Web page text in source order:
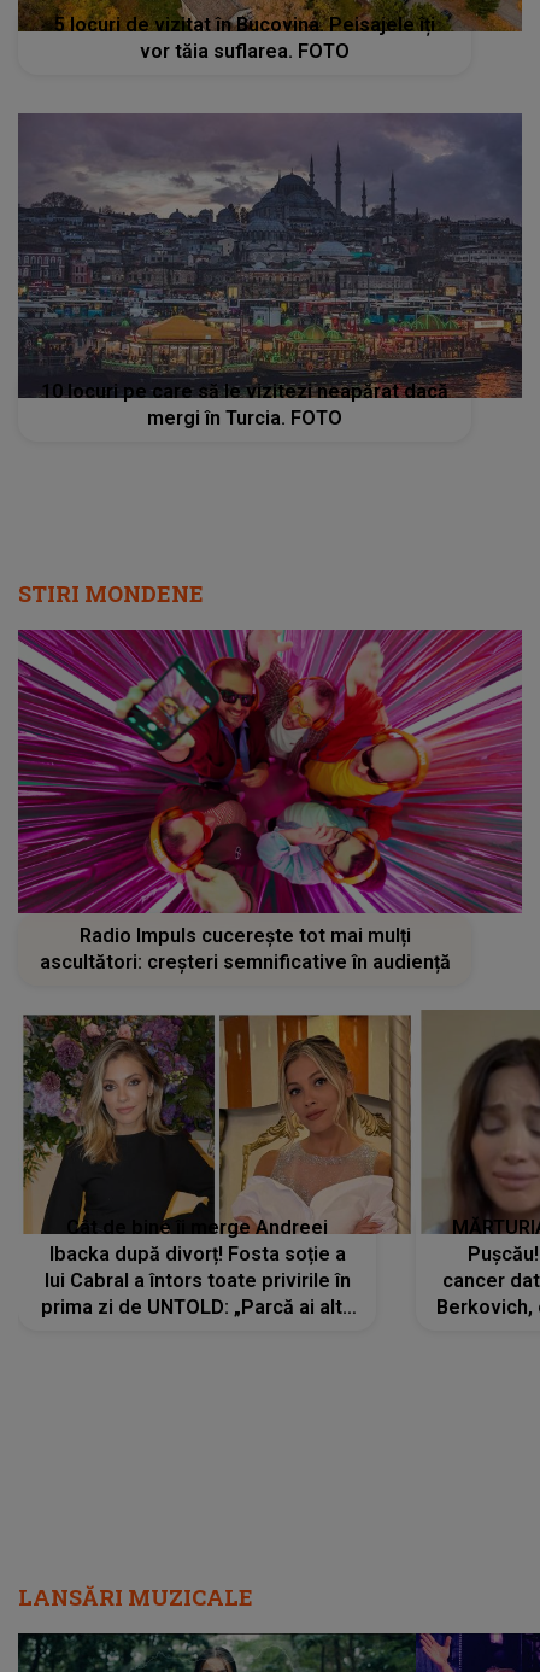
5 locuri de vizitat în Bucovina. Peisajele îți
vor tăia suflarea. FOTO
10 locuri pe care să le vizitezi neapărat dacă
mergi în Turcia. FOTO
STIRI MONDENE
Radio Impuls cucerește tot mai mulți
ascultători: creșteri semnificative în audiență
Cât de bine îi merge Andreei
Ibacka după divorț! Fosta soție a
lui Cabral a întors toate privirile în
prima zi de UNTOLD: „Parcă ai altă
cancer
LANSĂRI MUZICALE